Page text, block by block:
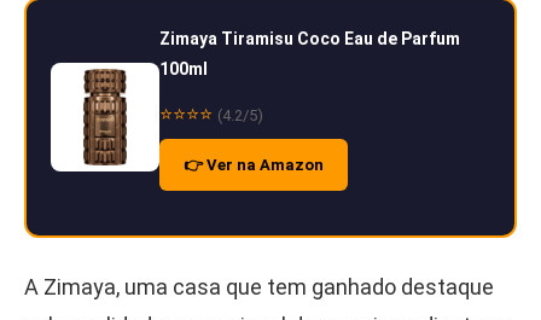
Zimaya Tiramisu Coco Eau de Parfum
100ml
⭐⭐⭐⭐ (4.2/5)
👉 Ver na Amazon
A Zimaya, uma casa que tem ganhado destaque